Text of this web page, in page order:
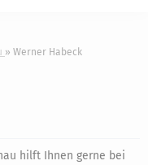
Werner Habeck
hilft Ihnen gerne bei